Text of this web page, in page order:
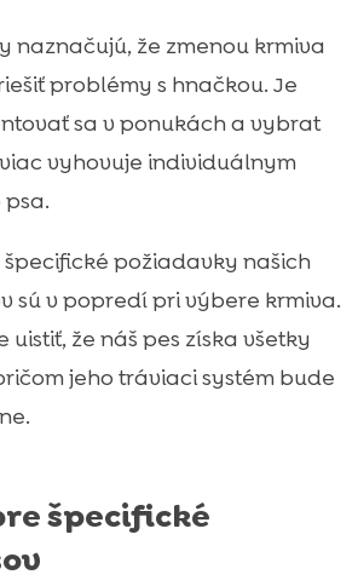
naznačujú, že zmenou krmiva
problémy s hnačkou. Je
sa v ponukách a vybrat
vyhovuje individuálnym
požiadavky našich
sú v popredí pri výbere krmiva.
uistiť, že náš pes získa všetky
jeho tráviaci systém bude
špecifické